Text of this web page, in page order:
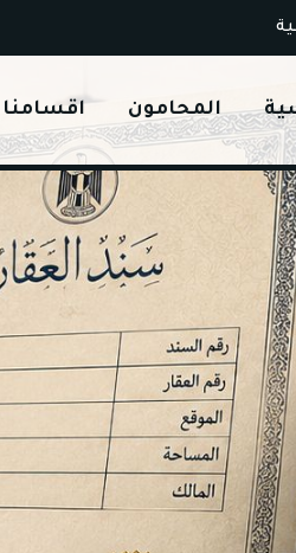
المحامون اقسامنا